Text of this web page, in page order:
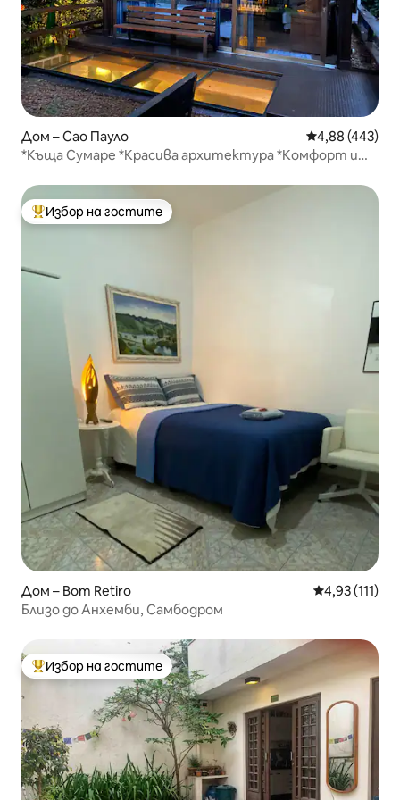
Дом – Сао Пауло Средна
4,88 (443)
*Къща Сумаре *Красива архитектура *Комфорт и
Най-популярен избор на гостите
Избор на гостите
Дом – Bom Retiro Средна
4,93 (111)
Близо до Анхемби, Самбодром
Най-популярен избор на гостите
Избор на гостите